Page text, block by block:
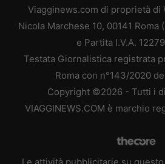
Viagginews.com di proprietà di
Nicola Marchese 10, 00141 Roma
e Partita I.V.A.
Testata Giornalistica registrata
Roma con n°143/2020
Copyright ©2026 - Tutti i
VIAGGINEWS.COM è marchio